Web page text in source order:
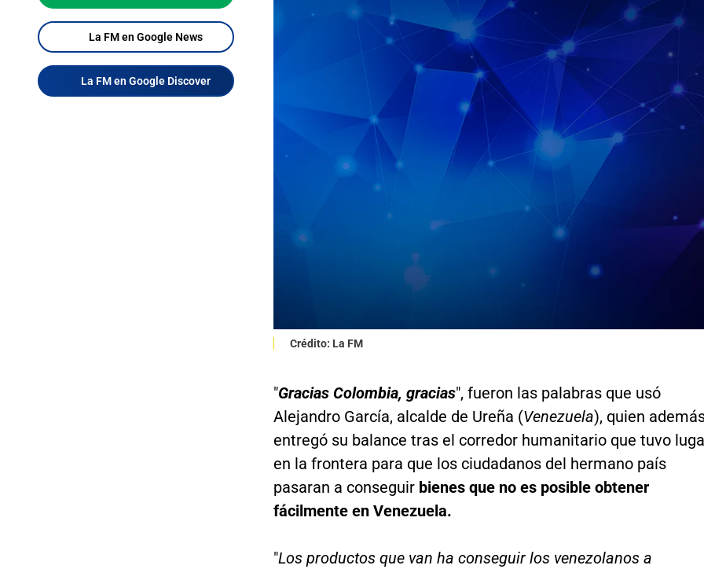
La FM en Google News
La FM en Google Discover
Crédito: La FM
"Gracias Colombia, gracias", fueron las palabras que usó
Alejandro García, alcalde de Ureña (Venezuela), quien
entregó su balance tras el corredor humanitario que tuvo
en la frontera para que los ciudadanos del hermano país
pasaran a conseguir bienes que no es posible obtener
fácilmente en Venezuela.
"Los productos que van ha conseguir los venezolanos a